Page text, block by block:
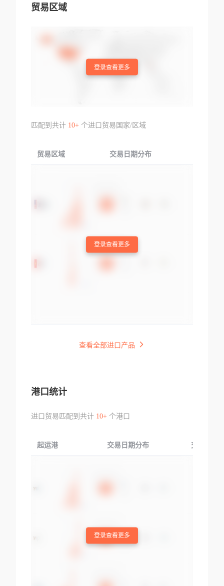
贸易区域
登录查看更多
匹配到共计 10+个进口贸易国家/区域
贸易区域 交易日期分布
登录查看更多
查看全部进口产品
港口统计
进口贸易匹配到共计 10+个港口
起运港 交易日期分布 交易产品
登录查看更多